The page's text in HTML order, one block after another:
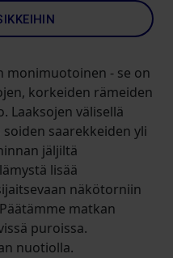
monimuotoinen - se on
korkeiden rämeiden
Laaksojen välisellä
saarekkeiden yli
jäljiltä
lisää
näkötorniin
matkan
puroissa.
nuotiolla.